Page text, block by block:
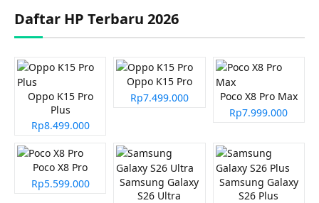
Daftar HP Terbaru 2026
Oppo K15 Pro
Plus
Rp8.499.000
Oppo K15 Pro
Rp7.499.000
Poco X8 Pro Max
Rp7.999.000
Poco X8 Pro
Rp5.599.000
Samsung Galaxy
S26 Ultra
Samsung Galaxy
S26 Plus